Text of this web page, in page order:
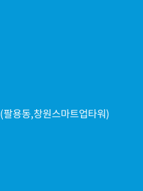
(팔용동,창원스마트업타워)